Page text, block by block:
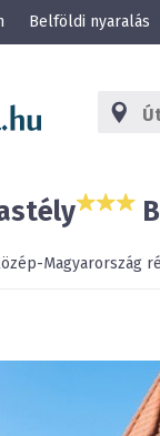
Belföldi nyaralás
Magyarország